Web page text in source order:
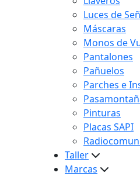
Luces de
Máscaras
Monos de
Pantalones
Pañuelos
Parches e
Pinturas
Placas SAPI
Taller
Marcas